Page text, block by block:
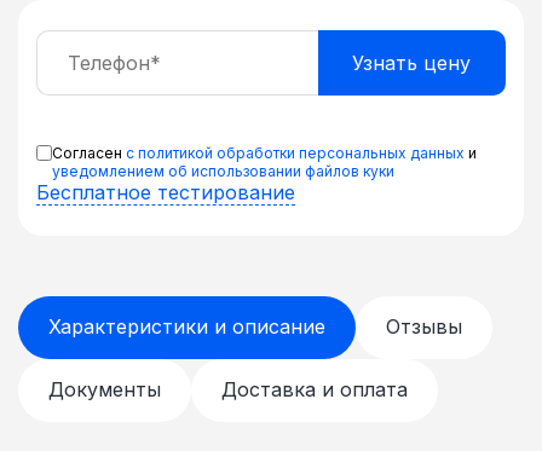
Согласен с политикой обработки персональных данных и
уведомлением об использовании файлов куки
Бесплатное тестирование
Характеристики и описание Отзывы
Документы Доставка и оплата